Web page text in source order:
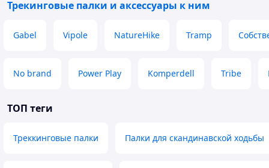
Трекинговые палки и аксессуары к ним
Gabel Vipole NatureHike Tramp
No brand Power Play Komperdell Tribe
ТОП теги
Треккинговые палки Палки для скандинавской ходьбы